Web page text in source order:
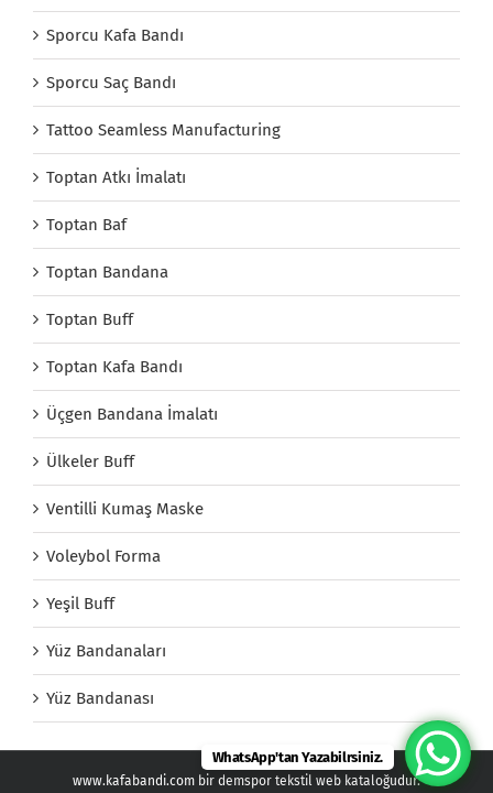
Sporcu Kafa Bandı
Sporcu Saç Bandı
Tattoo Seamless Manufacturing
Toptan Atkı İmalatı
Toptan Baf
Toptan Bandana
Toptan Buff
Toptan Kafa Bandı
Üçgen Bandana İmalatı
Ülkeler Buff
Ventilli Kumaş Maske
Voleybol Forma
Yeşil Buff
Yüz Bandanaları
Yüz Bandanası
www.kafabandi.com bir demspor tekstil web kataloğudur.
WhatsApp'tan Yazabilrsiniz.